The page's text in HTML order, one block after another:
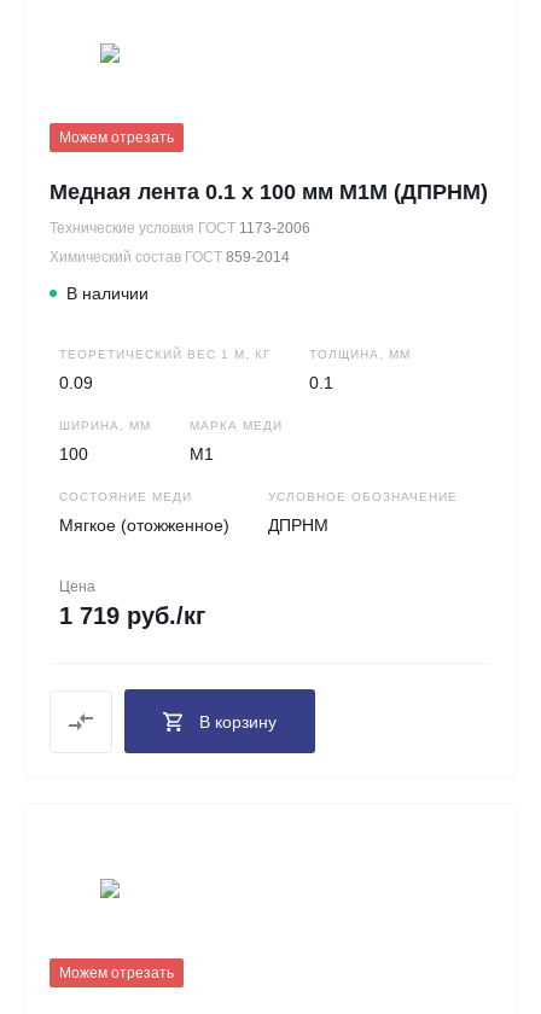
Можем отрезать
Медная лента 0.1 х 100 мм М1М (ДПРНМ)
Технические условия ГОСТ 1173-2006
Химический состав ГОСТ 859-2014
В наличии
ТЕОРЕТИЧЕСКИЙ ВЕС 1 М, КГ
0.09
ТОЛЩИНА, ММ
0.1
ШИРИНА, ММ
100
МАРКА МЕДИ
М1
СОСТОЯНИЕ МЕДИ
Мягкое (отожженное)
УСЛОВНОЕ ОБОЗНАЧЕНИЕ
ДПРНМ
Цена
1 719 руб./кг
В корзину
Можем отрезать